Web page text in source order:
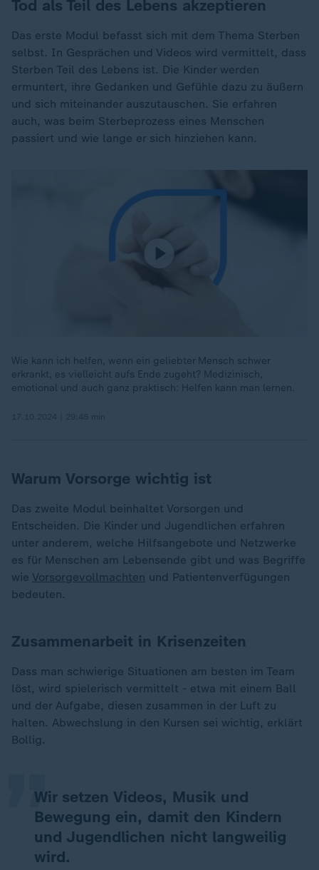
Tod als Teil des Lebens akzeptieren
Das erste Modul befasst sich mit dem Thema Sterben
selbst. In Gesprächen und Videos wird vermittelt, dass
Sterben Teil des Lebens ist. Die Kinder werden
ermuntert, ihre Gedanken und Gefühle dazu zu äußern
und sich miteinander auszutauschen. Sie erfahren
auch, was beim Sterbeprozess eines Menschen
passiert und wie lange er sich hinziehen kann.
Wie kann ich helfen, wenn ein geliebter Mensch schwer
erkrankt, es vielleicht aufs Ende zugeht? Medizinisch,
emotional und auch ganz praktisch: Helfen kann man lernen.
Warum Vorsorge wichtig ist
Das zweite Modul beinhaltet Vorsorgen und
Entscheiden. Die Kinder und Jugendlichen erfahren
unter anderem, welche Hilfsangebote und Netzwerke
es für Menschen am Lebensende gibt und was Begriffe
wie Vorsorgevollmachten und Patientenverfügungen
bedeuten.
Zusammenarbeit in Krisenzeiten
Dass man schwierige Situationen am besten im Team
löst, wird spielerisch vermittelt - etwa mit einem Ball
und der Aufgabe, diesen zusammen in der Luft zu
halten. Abwechslung in den Kursen sei wichtig, erklärt
Bollig.
Wir setzen Videos, Musik und
Bewegung ein, damit den Kindern
und Jugendlichen nicht langweilig
wird.
„